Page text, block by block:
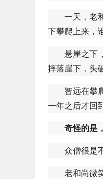
一天，老
下攀爬上来，
悬崖之下
摔落崖下，头
智远在攀
一年之后才回
奇怪的是
众僧很是
老和尚微